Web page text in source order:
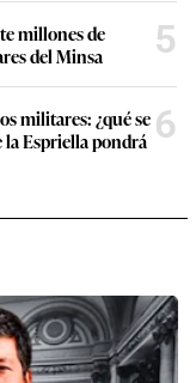
millones de
del Minsa
5
militares: ¿qué se
la Espriella pondrá 6